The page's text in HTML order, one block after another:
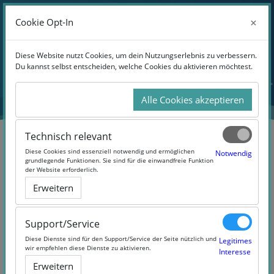
Zum Hauptinhalt
Website-Übersicht
Anmelden
Datenanalyse und -bewertung
Cookie Opt-In ×
Diese Website nutzt Cookies, um dein Nutzungserlebnis zu verbessern.
Du kannst selbst entscheiden, welche Cookies du aktivieren möchtest.
Alle Cookies akzeptieren
Technisch relevant
Diese Cookies sind essenziell notwendig und ermöglichen
grundlegende Funktionen. Sie sind für die einwandfreie Funktion
der Website erforderlich.
Notwendig
Erweitern
Support/Service
Diese Dienste sind für den Support/Service der Seite nützlich und
wir empfehlen diese Dienste zu aktivieren.
Legitimes
Interesse
Erweitern
Cookie Opt-In ×
Diese Website nutzt Cookies, um dein Nutzungserlebnis zu verbessern.
Du kannst selbst entscheiden, welche Cookies du aktivieren möchtest.
Alle Cookies akzeptieren
Technisch relevant
Diese Cookies sind essenziell notwendig und ermöglichen
grundlegende Funktionen. Sie sind für die einwandfreie Funktion
der Website erforderlich.
Notwendig
Erweitern
Support/Service
Diese Dienste sind für den Support/Service der Seite nützlich und
wir empfehlen diese Dienste zu aktivieren.
Legitimes
Interesse
Erweitern